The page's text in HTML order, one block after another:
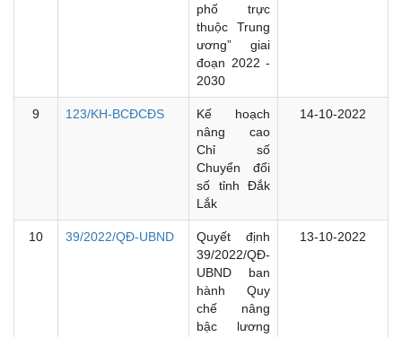
phố trực
thuộc Trung
ương” giai
đoạn 2022 -
2030
9 123/KH-BCĐCĐS
Kế hoạch
nâng cao
Chỉ số
Chuyển đổi
số tỉnh Đắk
Lắk
14-10-2022
10 39/2022/QĐ-UBND
Quyết định
39/2022/QĐ-
UBND ban
hành Quy
chế nâng
bậc lương
13-10-2022